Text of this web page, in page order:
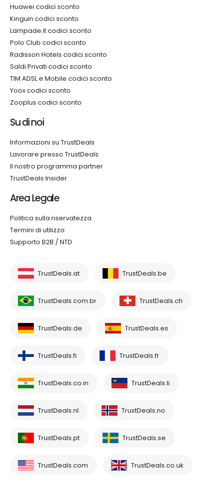
Huawei codici sconto
Kinguin codici sconto
Lampade.it codici sconto
Polo Club codici sconto
Radisson Hotels codici sconto
Saldi Privati codici sconto
TIM ADSL e Mobile codici sconto
Yoox codici sconto
Zooplus codici sconto
Su di noi
Informazioni su TrustDeals
Lavorare presso TrustDeals
Il nostro programma partner
TrustDeals Insider
Area Legale
Politica sulla riservatezza
Termini di utilizzo
Supporto B2B / NTD
TrustDeals.at TrustDeals.be
TrustDeals.com.br TrustDeals.ch
TrustDeals.de TrustDeals.es
TrustDeals.fi TrustDeals.fr
TrustDeals.co.in TrustDeals.li
TrustDeals.nl TrustDeals.no
TrustDeals.pt TrustDeals.se
TrustDeals.com TrustDeals.co.uk